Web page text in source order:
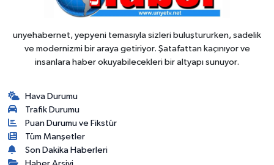
unyehabernet, yepyeni temasıyla sizleri buluştururken, sadelik
ve modernizmi bir araya getiriyor. Şatafattan kaçınıyor ve
insanlara haber okuyabilecekleri bir altyapı sunuyor.
Hava Durumu
Trafik Durumu
Puan Durumu ve Fikstür
Tüm Manşetler
Son Dakika Haberleri
Haber Arşivi